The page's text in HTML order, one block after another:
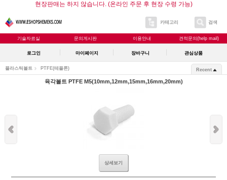
현장판매는 하지 않습니다. (온라인 주문 후 현장 수령 가능)
카테고리 검색
기술자료실 문의게시판 이용안내 견적문의(help mail)
로그인 마이페이지 장바구니 관심상품
플라스틱볼트 PTFE(테플론) Recent
육각볼트 PTFE M5(10mm,12mm,15mm,16mm,20mm)
상세보기